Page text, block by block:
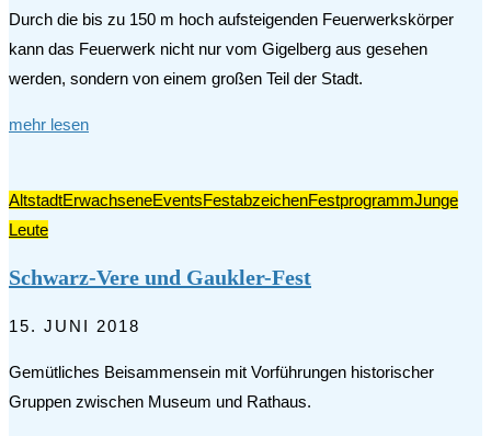
Durch die bis zu 150 m hoch aufsteigenden Feuerwerkskörper
kann das Feuerwerk nicht nur vom Gigelberg aus gesehen
werden, sondern von einem großen Teil der Stadt.
mehr lesen
AltstadtErwachseneEventsFestabzeichenFestprogrammJunge
Leute
Schwarz-Vere und Gaukler-Fest
15. JUNI 2018
Gemütliches Beisammensein mit Vorführungen historischer
Gruppen zwischen Museum und Rathaus.